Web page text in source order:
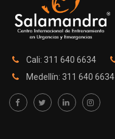
Cali: 311 640 6634
Medellín: 311 640 6634